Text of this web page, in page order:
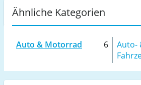
Ähnliche Kategorien
Auto & Motorrad 6
Auto-